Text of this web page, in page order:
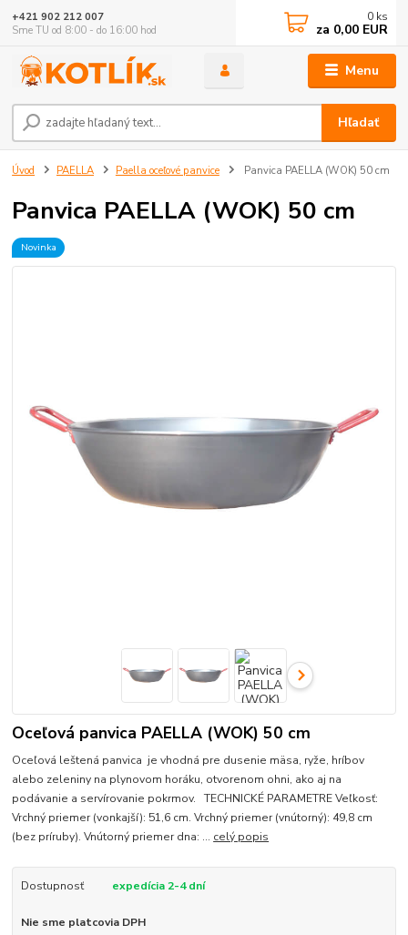
Menu
Hľadať
+421 902 212 007
Sme TU od 8:00 - do 16:00 hod
0 ks
za 0,00 EUR
Úvod PAELLA Paella oceľové panvice Panvica PAELLA (WOK) 50 cm
Panvica PAELLA (WOK) 50 cm
Novinka
Oceľová panvica PAELLA (WOK) 50 cm
Oceľová leštená panvica je vhodná pre dusenie mäsa, ryže, hríbov
alebo zeleniny na plynovom horáku, otvorenom ohni, ako aj na
podávanie a servírovanie pokrmov. TECHNICKÉ PARAMETRE Veľkosť:
Vrchný priemer (vonkajší): 51,6 cm. Vrchný priemer (vnútorný): 49,8 cm
(bez príruby). Vnútorný priemer dna: ... celý popis
Dostupnosť expedícia 2-4 dní
Nie sme platcovia DPH